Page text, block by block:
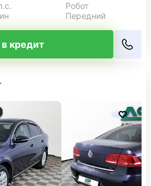
Робот
Передний
кредит